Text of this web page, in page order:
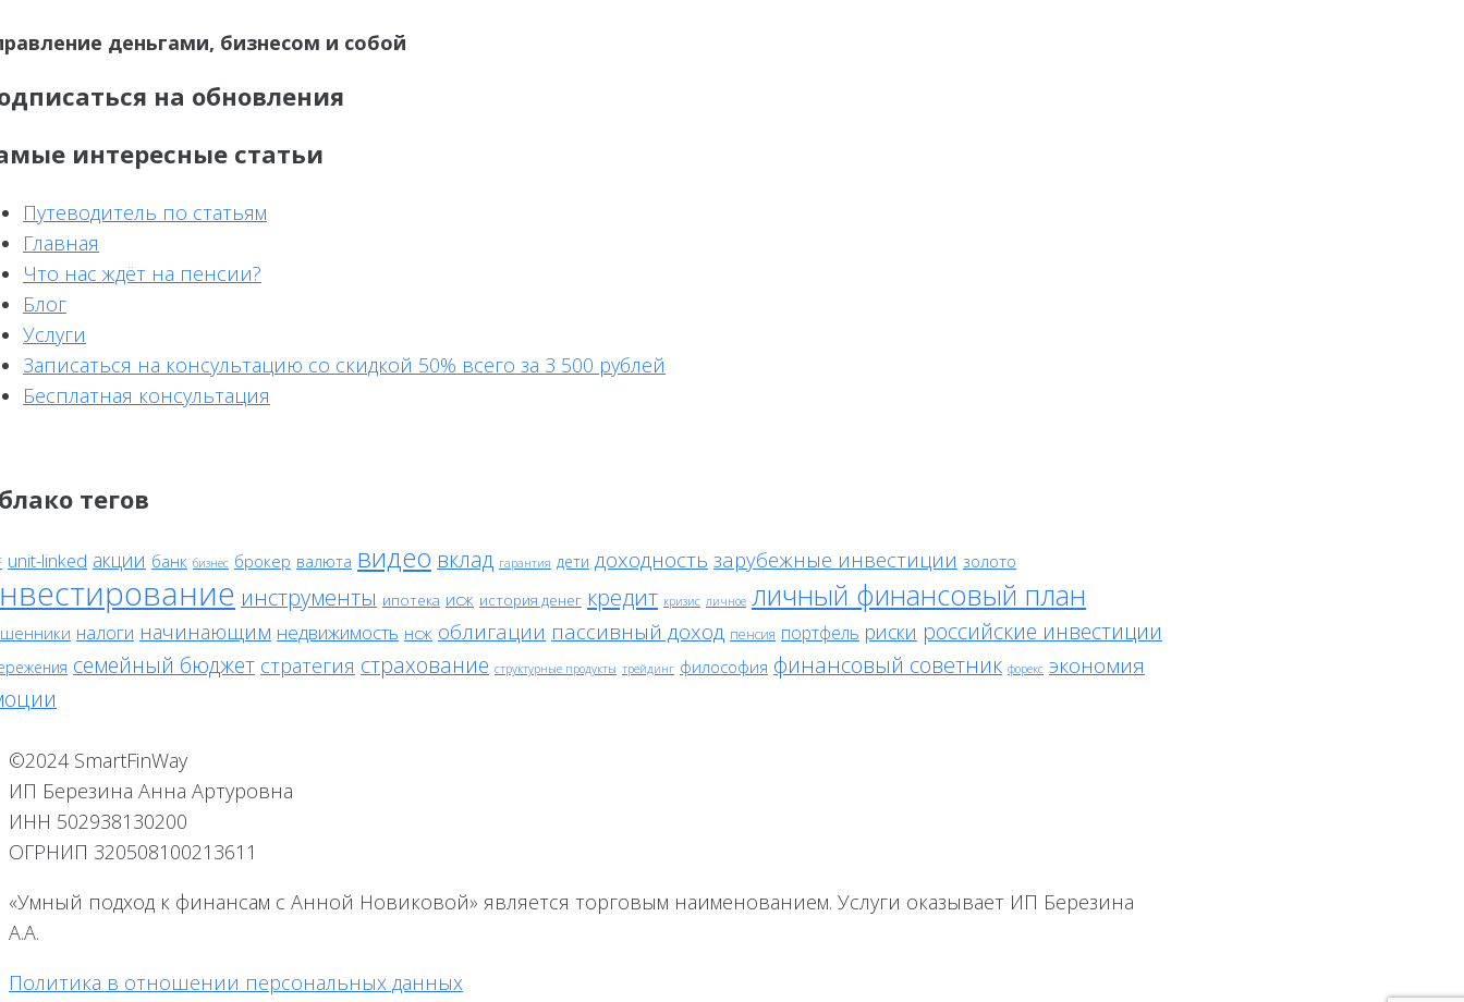
деньгами, бизнесом и собой
на обновления
интересные статьи
Путеводитель по статьям
Главная
Что нас ждёт на пенсии?
Блог
Услуги
Записаться на консультацию со скидкой 50% всего за 3 500 рублей
Бесплатная консультация
тегов
unit-linked акции банк бизнес брокер валюта видео вклад гарантия дети доходность зарубежные инвестиции золото
инструменты ипотека исж история денег кредит кризис личное личный финансовый план
налоги начинающим недвижимость нсж облигации пассивный доход пенсия портфель риски российские инвестиции
семейный бюджет стратегия страхование структурные продукты трейдинг философия финансовый советник форекс экономия
©2024 SmartFinWay
ИП Березина Анна Артуровна
ИНН 502938130200
ОГРНИП 320508100213611
«Умный подход к финансам с Анной Новиковой» является торговым наименованием. Услуги оказывает ИП Березина
А.А.
Политика в отношении персональных данных